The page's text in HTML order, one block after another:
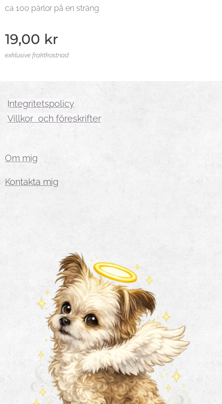
ca 100 pärlor på en sträng
19,00 kr
exklusive fraktkostnad
Integritetspolicy
Villkor och föreskrifter
Om mig
Kontakta mig